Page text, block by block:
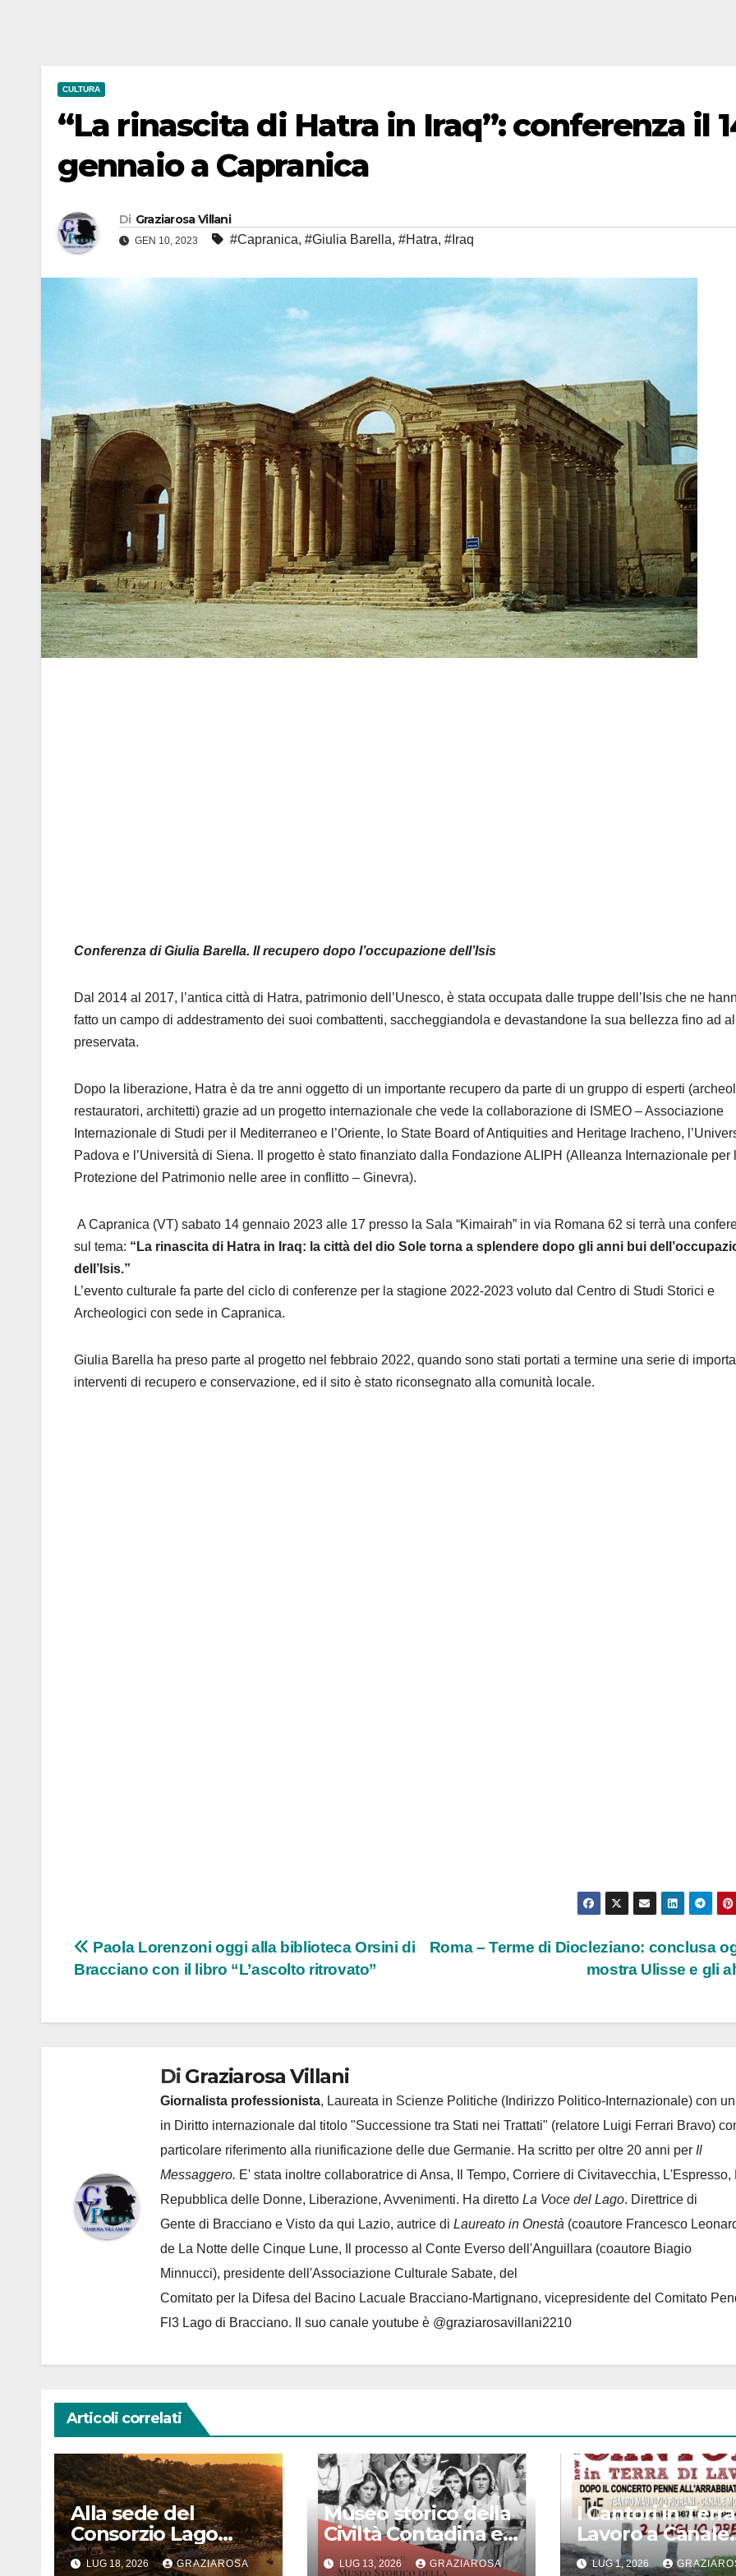
CULTURA
“La rinascita di Hatra in Iraq”: conferenza il
gennaio a Capranica
Di Graziarosa Villani
GEN 10, 2023 #Capranica, #Giulia Barella, #Hatra, #Iraq
Conferenza di Giulia Barella. Il recupero dopo l’occupazione dell’Isis
Dal 2014 al 2017, l’antica città di Hatra, patrimonio dell’Unesco, è stata occupata dall e truppe dell’ Isis che ne
fatto un campo di addestramento dei suoi combattenti, saccheggiandola e devastandone la sua bellezza fino ad
preservata.
Dopo la liberazione, Hatra è da tre anni oggetto di un importante recupero da parte di un gruppo di esperti (
restauratori, architetti) grazie ad un progetto internazionale che vede la collaborazione di ISMEO – Associazione
Internazionale di Studi per il Mediterraneo e l’Oriente, lo State Board ofAntiquities and Heritage Iracheno,
Padova e l’Università di Siena.
Il progetto è stato finanziato dalla Fondazione ALIPH (Alleanza Internazionale per
Protezione del Patrimonio nelle aree in conflitto – Ginevra).
A Capranica (VT) sabato 14 gennaio 2023 alle 17 presso la Sala “Kimairah” in via Romana 62 si terrà una
sul tema: “La rinascita di Hatra in Iraq: la città del dio Sole torna a splendere dopo gli anni bui
dell’Isis.”
L’evento culturale fa parte del ciclo di conferenze per la stagione 2022-2023 voluto dal Centro di Studi Storici e
Archeologici con sede in Capranica.
Giulia Barella ha preso parte al progetto nel febbraio 2022, quando sono stati portati a termine una serie di
interventi di recupero e conservazione, ed il sito è stato riconsegnato alla comunità locale.
Navigazione
Roma – Terme di Diocleziano: conclusa
mostra Ulisse e gli
Paola Lorenzoni oggi alla biblioteca Orsini di
Bracciano con il libro “L’ascolto ritrovato”
Di Graziarosa Villani
Giornalista professionista, Laureata in Scienze Politiche (Indirizzo Politico-Internazionale) con
in Diritto internazionale dal titolo "Successione tra Stati nei Trattati" (relatore Luigi Ferrari Bravo)
particolare riferimento alla riunificazione delle due Germanie. Ha scritto per oltre 20 anni per Il
Messaggero. E' stata inoltre collaboratrice di Ansa, Il Tempo, Corriere di Civitavecchia, L'Espresso,
Repubblica delle Donne, Liberazione, Avvenimenti. Ha diretto La Voce del Lago. Direttrice di
Gente di Bracciano e Visto da qui Lazio, autrice di Laureato in Onestà (coautore Francesco
de La Notte delle Cinque Lune, Il processo al Conte Everso dell'Anguillara (coautore Biagio
Minnucci), presidente dell'Associazione Culturale Sabate, del
Comitato per la Difesa del Bacino Lacuale Bracciano-Martignano, vicepresidente del Comitato
Fl3 Lago di Bracciano. Il suo canale youtube è @graziarosavillani2210
Articoli correlati
Alla sede del
Consorzio Lago
Bracciano
LUG 18, 2026 GRAZIAROSA
Museo storico della
Civiltà Contadina e
della Cultura
LUG 13, 2026 GRAZIAROSA
I Cantori in
Lavoro a Canale
Monterano il 2
LUG 1, 2026